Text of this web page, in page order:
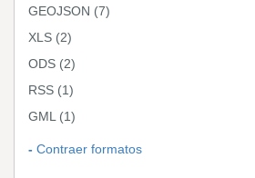
GEOJSON (7)
XLS (2)
ODS (2)
RSS (1)
GML (1)
Contraer formatos